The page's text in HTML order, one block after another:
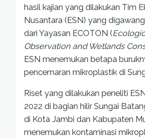
hasil kajian yang dilakukan Tim
Nusantara (ESN) yang
dari Yayasan ECOTON (
Observation and Wetlands
ESN menemukan betapa
pencemaran mikroplastik di
Riset yang dilakukan peneliti
2022 di bagian hilir Sungai
di Kota Jambi dan Kabupaten
menemukan kontaminasi